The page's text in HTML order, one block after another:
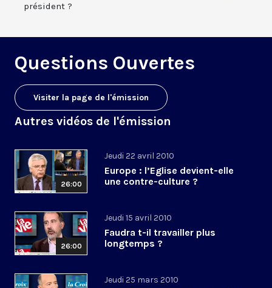
président ?
Questions Ouvertes
Visiter la page de l'émission
Autres vidéos de l'émission
26:00
Jeudi 22 avril 2010
Europe : l’Eglise devient-elle
une contre-culture ?
26:00
Jeudi 15 avril 2010
Faudra t-il travailler plus
longtemps ?
Jeudi 25 mars 2010